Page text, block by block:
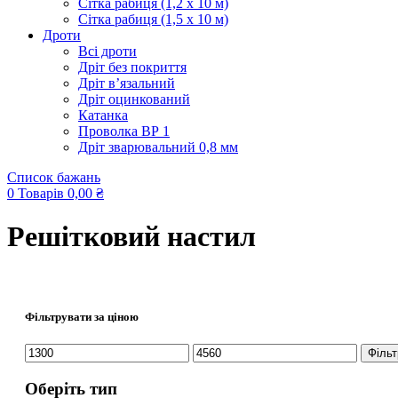
Сітка рабиця (1,2 x 10 м)
Сітка рабиця (1,5 x 10 м)
Дроти
Всі дроти
Дріт без покриття
Дріт в’язальний
Дріт оцинкований
Катанка
Проволка ВР 1
Дріт зварювальний 0,8 мм
Список бажань
0 Товарів 0,00 ₴
Решітковий настил
Фільтрувати за ціною
Мінімальна
ціна
Найбільша
ціна
Оберіть тип